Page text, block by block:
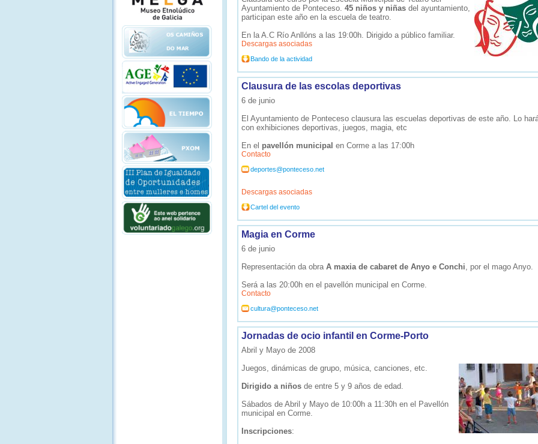
Ayuntamiento de Ponteceso. 45 niños y niñas del ayuntamiento,
participan este año en la escuela de teatro.
En la A.C Río Anllóns a las 19:00h. Dirigido a público familiar.
Descargas asociadas
Bando de la actividad
Clausura de las escolas deportivas
6 de junio
El Ayuntamiento de Ponteceso clausura las escuelas deportivas de este año. Lo
con exhibiciones deportivas, juegos, magia, etc
En el pavellón municipal en Corme a las 17:00h
Contacto
deportes@ponteceso.net
Descargas asociadas
Cartel del evento
Magia en Corme
6 de junio
Representación da obra A maxia de cabaret de Anyo e Conchi, por el mago Anyo.
Será a las 20:00h en el pavellón municipal en Corme.
Contacto
cultura@ponteceso.net
Jornadas de ocio infantil en Corme-Porto
Abril y Mayo de 2008
Juegos, dinámicas de grupo, música, canciones, etc.
Dirigido a niños de entre 5 y 9 años de edad.
Sábados de Abril y Mayo de 10:00h a 11:30h en el Pavellón
municipal en Corme.
Inscripciones: